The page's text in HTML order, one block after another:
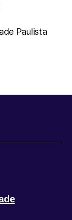
Paulista